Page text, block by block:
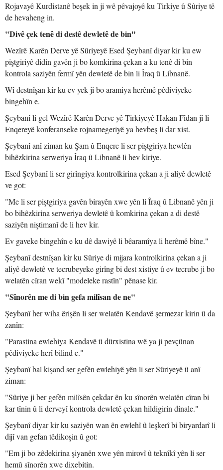
Rojavayê Kurdistanê beşek in ji wê pêvajoyê ku Tirkiye û Sûriye tê
de hevaheng in.
"Divê çek tenê di destê dewletê de bin"
Wezîrê Karên Derve yê Sûriyeyê Esed Şeybanî diyar kir ku ew
piştgiriyê didin gavên ji bo komkirina çekan a ku tenê di bin
kontrola saziyên fermî yên dewletê de bin li Îraq û Libnanê.
Wî destnîşan kir ku ev yek ji bo aramiya herêmê pêdiviyeke
bingehîn e.
Şeybanî li gel Wezîrê Karên Derve yê Tirkiyeyê Hakan Fîdan jî li
Enqereyê konferanseke rojnamegeriyê ya hevbeş li dar xist.
Şeybanî anî ziman ku Şam û Enqere li ser piştgiriya hewlên
bihêzkirina serweriya Îraq û Libnanê li hev kiriye.
Esed Şeybanî li ser girîngiya kontrolkirina çekan a ji aliyê dewletê
ve got:
"Me li ser piştgiriya gavên birayên xwe yên li Îraq û Libnanê yên ji
bo bihêzkirina serweriya dewletê û komkirina çekan a di destê
saziyên niştimanî de li hev kir.
Ev gaveke bingehîn e ku dê dawiyê li bêaramîya li herêmê bîne."
Şeybanî destnîşan kir ku Sûriye di mijara kontrolkirina çekan a ji
aliyê dewletê ve tecrubeyeke girîng bi dest xistiye û ev tecrube ji bo
welatên cîran wekî "modeleke rastîn" pênase kir.
"Sînorên me di bin gefa milîsan de ne"
Şeybanî her wiha êrişên li ser welatên Kendavê şermezar kirin û da
zanîn:
"Parastina ewlehiya Kendavê û dûrxistina wê ya ji pevçûnan
pêdiviyeke herî bilind e."
Şeybanî bal kişand ser gefên ewlehiyê yên li ser Sûriyeyê û anî
ziman:
"Sûriye ji ber gefên milîsên çekdar ên ku sînorên welatên cîran bi
kar tînin û li derveyî kontrola dewletê çekan hildigirin dinale."
Şeybanî diyar kir ku saziyên wan ên ewlehî û leşkerî bi biryardarî li
dijî van gefan têdikoşin û got:
"Em ji bo zêdekirina şiyanên xwe yên mirovî û teknîkî yên li ser
hemû sînorên xwe dixebitin.